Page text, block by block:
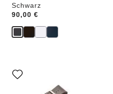
Schwarz
Price:
90,00 €
Anklicken
der